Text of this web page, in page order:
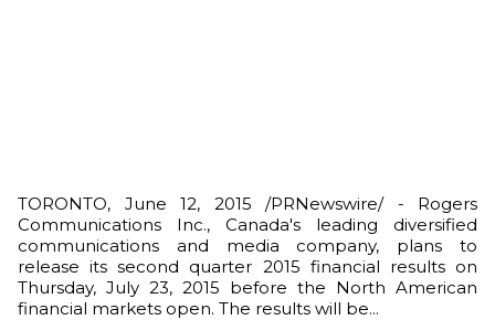
TORONTO, June 12, 2015 /PRNewswire/ - Rogers
Communications Inc., Canada's leading diversified
communications and media company, plans to
release its second quarter 2015 financial results on
Thursday, July 23, 2015 before the North American
financial markets open. The results will be...